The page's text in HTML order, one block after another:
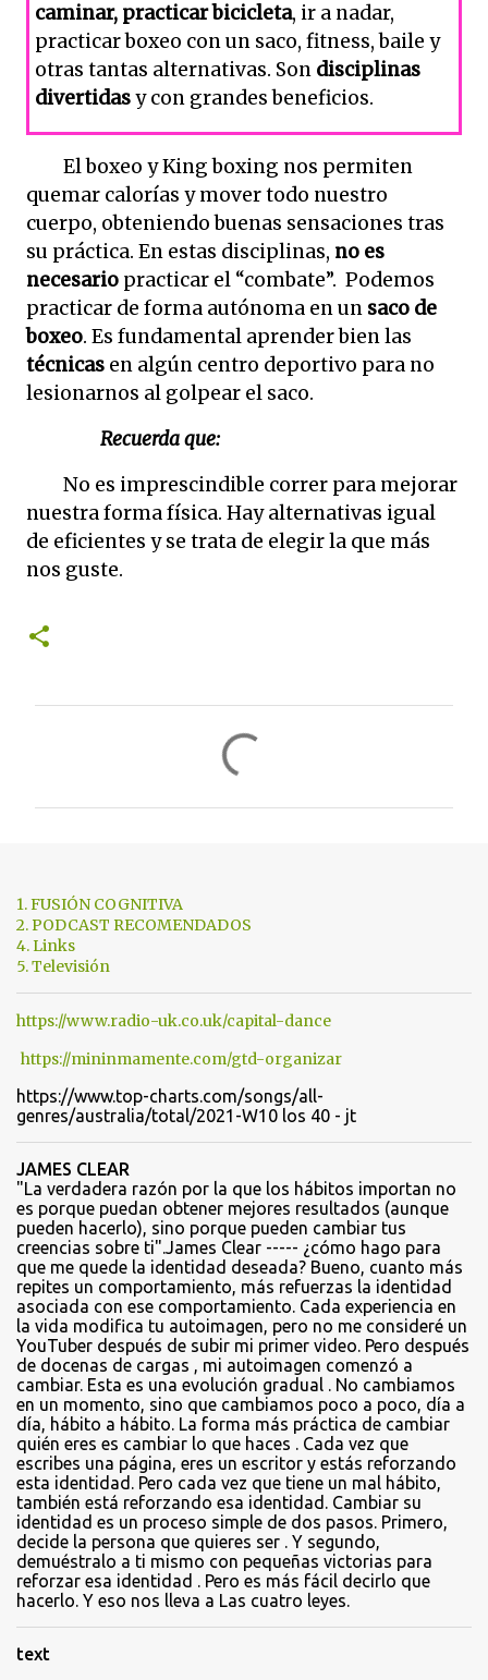
caminar, practicar bicicleta, ir a nadar,
practicar boxeo con un saco, fitness, baile y
otras tantas alternativas. Son disciplinas
divertidasy con grandes beneficios.
El boxeo y King boxing nos permiten
quemar calorías y mover todo nuestro
cuerpo, obteniendo buenas sensaciones tras
su práctica. En estas disciplinas, no es
necesario practicar el “combate”. Podemos
practicar de forma autónoma en un saco de
boxeo. Es fundamental aprender bien las
técnicas en algún centro deportivo para no
lesionarnos al golpear el saco.
Recuerda que:
No es imprescindible correr para mejorar
nuestra forma física. Hay alternativas igual
de eficientes y se trata de elegir la que más
nos guste.
a
r
o
1. FUSIÓN COGNITIVA
2. PODCAST RECOMENDADOS
4. Links
5. Televisión
https://www.radio-uk.co.uk/capital-dance
https://mininmamente.com/gtd-organizar
https://www.top-charts.com/songs/all-
genres/australia/total/2021-W10 los 40 - jt
JAMES CLEAR
"La verdadera razón por la que los hábitos importan no
es porque puedan obtener mejores resultados (aunque
pueden hacerlo), sino porque pueden cambiar tus
creencias sobre ti".James Clear ----- ¿cómo hago para
que me quede la identidad deseada? Bueno, cuanto más
repites un comportamiento, más refuerzas la identidad
asociada con ese comportamiento. Cada experiencia en
la vida modifica tu autoimagen, pero no me consideré un
YouTuber después de subir mi primer video. Pero después
de docenas de cargas , mi autoimagen comenzó a
cambiar. Esta es una evolución gradual . No cambiamos
en un momento, sino que cambiamos poco a poco, día a
día, hábito a hábito. La forma más práctica de cambiar
quién eres es cambiar lo que haces . Cada vez que
escribes una página, eres un escritor y estás reforzando
esta identidad. Pero cada vez que tiene un mal hábito,
también está reforzando esa identidad. Cambiar su
identidad es un proceso simple de dos pasos. Primero,
decide la persona que quieres ser . Y segundo,
demuéstralo a ti mismo con pequeñas victorias para
reforzar esa identidad . Pero es más fácil decirlo que
hacerlo. Y eso nos lleva a Las cuatro leyes.
text